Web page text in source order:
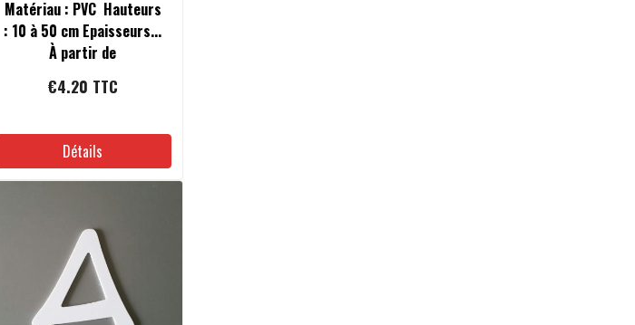
Matériau : PVC Hauteurs
: 10 à 50 cm Epaisseurs...
À partir de
€4.20 TTC
Détails